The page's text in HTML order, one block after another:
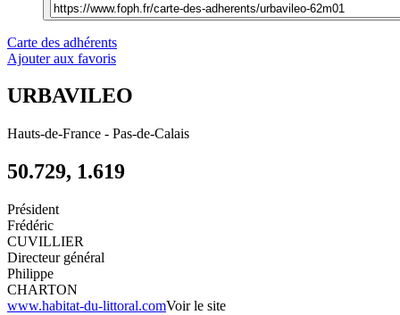
Carte des adhérents
Ajouter aux favoris
URBAVILEO
Hauts-de-France - Pas-de-Calais
50.729, 1.619
Président
Frédéric
CUVILLIER
Directeur général
Philippe
CHARTON
www.habitat-du-littoral.comVoir le site